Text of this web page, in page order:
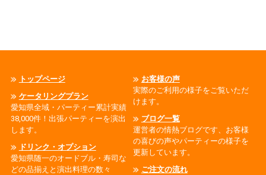
トップページ
ケータリングプラン
愛知県全域・パーティー累計実績
38,000件！出張パーティーを演出
します。
ドリンク・オプション
愛知県随一のオードブル・寿司な
どの品揃えと演出料理の数々
お客様の声
実際のご利用の様子をご覧いただ
けます。
ブログ一覧
運営者の情熱ブログです、お客様
の喜びの声やパーティーの様子を
更新しています。
ご注文の流れ